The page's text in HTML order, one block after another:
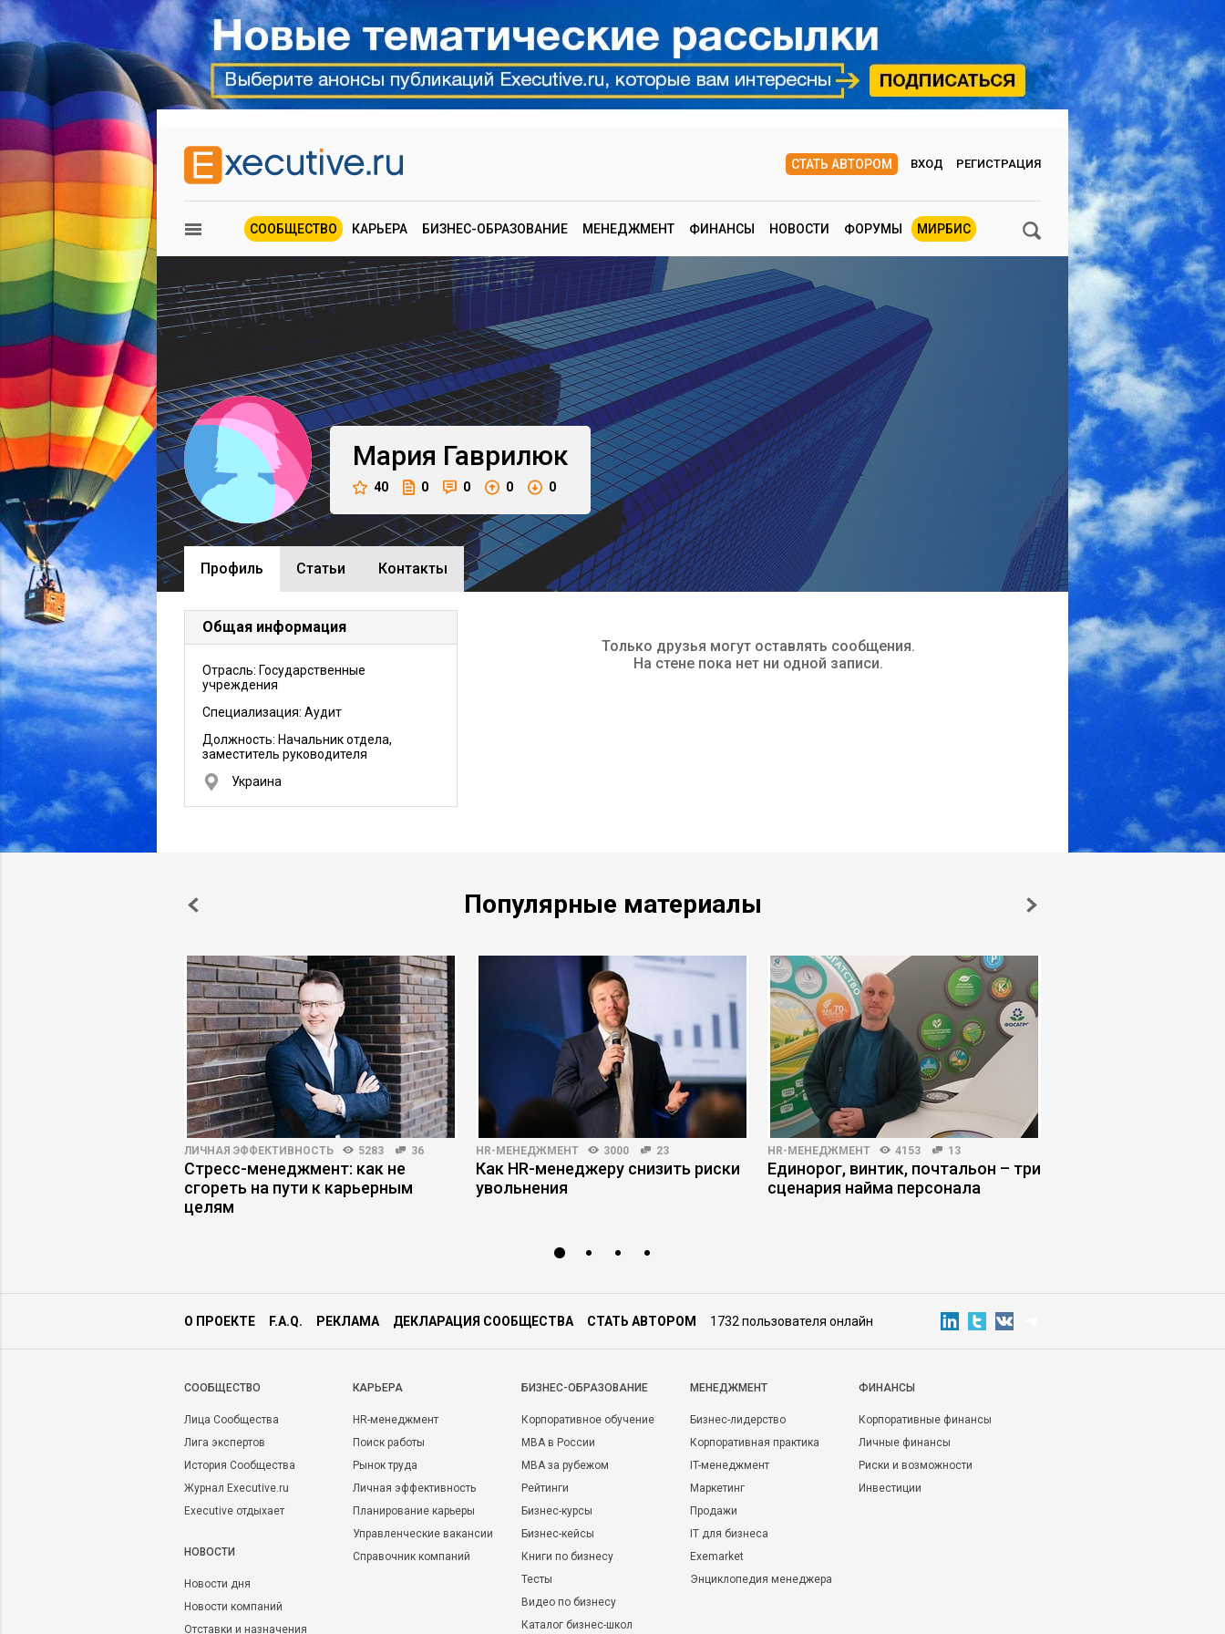
СТАТЬ АВТОРОМ ВХОД РЕГИСТРАЦИЯ
СООБЩЕСТВО КАРЬЕРА БИЗНЕС-ОБРАЗОВАНИЕ МЕНЕДЖМЕНТ ФИНАНСЫ НОВОСТИ ФОРУМЫ МИРБИС
Мария Гаврилюк
40 0 0 0 0
Профиль Cтатьи Контакты
Общая информация
Отрасль: Государственные
учреждения
Специализация: Аудит
Должность: Начальник отдела,
заместитель руководителя
Украина
Только друзья могут оставлять сообщения.
На стене пока нет ни одной записи.
Популярные материалы
ЛИЧНАЯ ЭФФЕКТИВНОСТЬ 5283 36
Стресс-менеджмент: как не
сгореть на пути к карьерным
целям
HR-МЕНЕДЖМЕНТ 3000 23
Как HR-менеджеру снизить риски
увольнения
HR-МЕНЕДЖМЕНТ 4153 13
Единорог, винтик, почтальон – три
сценария найма персонала
О ПРОЕКТЕ F.A.Q. РЕКЛАМА ДЕКЛАРАЦИЯ СООБЩЕСТВА СТАТЬ АВТОРОМ 1732 пользователя онлайн
CООБЩЕСТВО
Лица Сообщества
Лига экспертов
История Сообщества
Журнал Executive.ru
Executive отдыхает
НОВОСТИ
Новости дня
Новости компаний
Отставки и назначения
КАРЬЕРА
HR-менеджмент
Поиск работы
Рынок труда
Личная эффективность
Планирование карьеры
Управленческие вакансии
Справочник компаний
БИЗНЕС-ОБРАЗОВАНИЕ
Корпоративное обучение
MBA в России
MBA за рубежом
Рейтинги
Бизнес-курсы
Бизнес-кейсы
Книги по бизнесу
Тесты
Видео по бизнесу
Каталог бизнес-школ
МЕНЕДЖМЕНТ
Бизнес-лидерство
Корпоративная практика
IT-менеджмент
Маркетинг
Продажи
IT для бизнеса
Exemarket
Энциклопедия менеджера
ФИНАНСЫ
Корпоративные финансы
Личные финансы
Риски и возможности
Инвестиции